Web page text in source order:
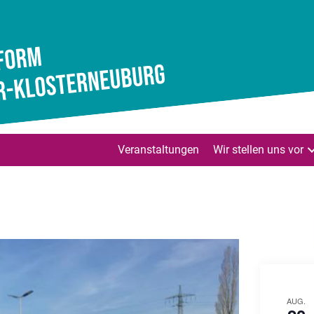
Veranstaltungen Wir stellen uns vor
AUG.